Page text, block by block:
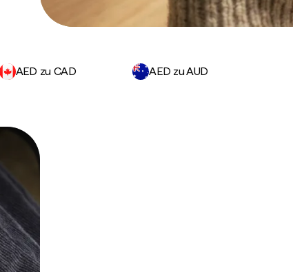
AED zu CAD AED zu AUD